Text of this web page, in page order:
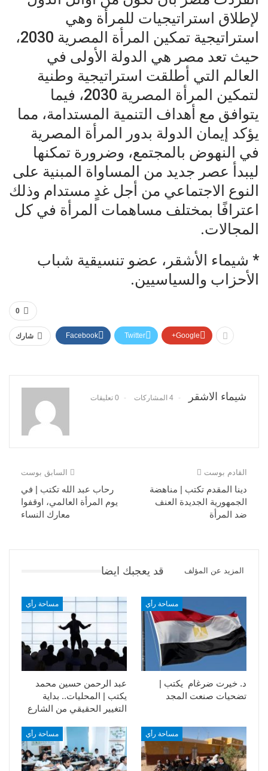
لإطلاق استراتيجيات للمرأة وهي
استراتيجية تمكين المرأة المصرية 2030،
حيث تعد مصر هي الدولة الأولى في
العالم التي أطلقت استراتيجية وطنية
لتمكين المرأة المصرية 2030، فيما
يتوافق مع أهداف التنمية المستدامة، مما
يؤكد إيمان الدولة بدور المرأة المصرية
في النهوض بالمجتمع، وضرورة تمكنها
ليبدأ عصر جديد من المساواة المبنية على
النوع الاجتماعي من أجل غدٍ مستدام وذلك
اعترافًا بمختلف مساهمات المرأة في كل
المجالات.
* شيماء الأشقر، عضو تنسيقية شباب
الأحزاب والسياسيين.
0
شارك Facebook Twitter Google+
شيماء الاشقر 4 المشاركات 0 تعليقات
السابق بوست
رحاب عبد الله تكتب | في
يوم المرأة العالمي، اوقفوا
معارك النساء
القادم بوست
دينا المقدم تكتب | مناهضة
الجمهورية الجديدة العنف
ضد المرأة
قد يعجبك ايضا المزيد عن المؤلف
مساحة رأي
عبد الرحمن حسين محمد
يكتب | المحليات.. بداية
التغيير الحقيقي من الشارع
مساحة رأي
د. خيرت ضرغام يكتب |
تضحيات صنعت المجد
مساحة رأي مساحة رأي